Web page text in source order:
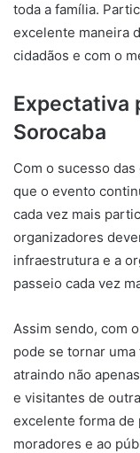
toda a família.
excelente maneira
cidadãos e com o
Expectativa
Sorocaba
Com o sucesso
que o evento
cada vez mais
organizadores
infraestrutura e a
passeio cada vez
Assim sendo, com
pode se tornar
atraindo não
e visitantes de
excelente forma de
moradores e ao